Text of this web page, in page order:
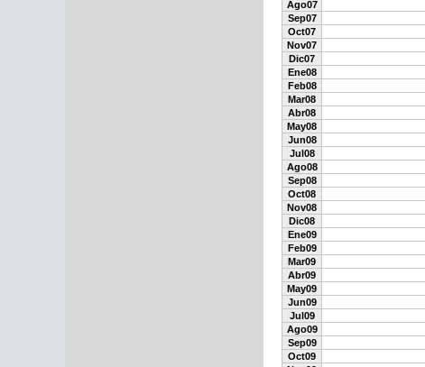
Ago07
Sep07
Oct07
Nov07
Dic07
Ene08
Feb08
Mar08
Abr08
May08
Jun08
Jul08
Ago08
Sep08
Oct08
Nov08
Dic08
Ene09
Feb09
Mar09
Abr09
May09
Jun09
Jul09
Ago09
Sep09
Oct09